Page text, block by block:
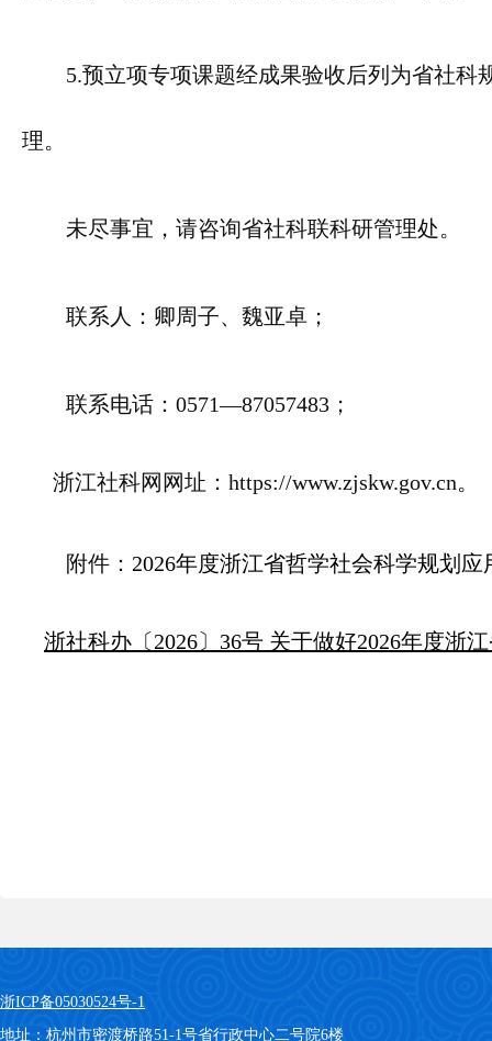
5.预立项专项课题经成果验收后列为省社
理。
未尽事宜，请咨询省社科联科研管理处。
联系人：卿周子、魏亚卓；
联系电话：0571—87057483；
浙江社科网网址：https://www.zjskw.gov.cn。
附件： 2026年度浙江省哲学社会科学规划
浙社科办〔2026〕36号 关于做好2026年度浙
浙ICP备05030524号-1
地址：杭州市密渡桥路51-1号省行政中心二号院6楼